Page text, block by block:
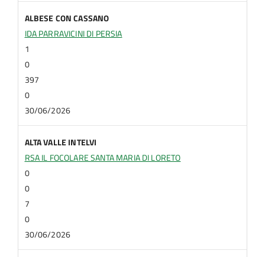
ALBESE CON CASSANO
IDA PARRAVICINI DI PERSIA
1
0
397
0
30/06/2026
ALTA VALLE INTELVI
RSA IL FOCOLARE SANTA MARIA DI LORETO
0
0
7
0
30/06/2026